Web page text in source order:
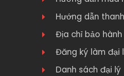
Hướng dẫn
Địa chỉ bảo hành
Đăng ký làm đại
Danh sách đại lý